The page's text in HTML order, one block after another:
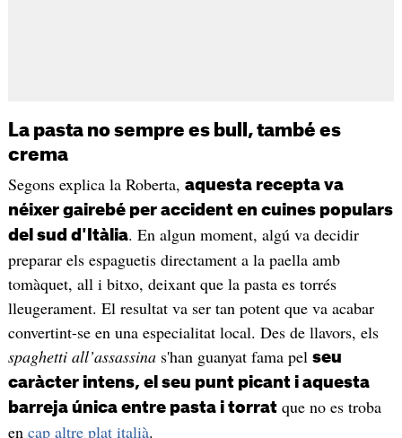
La pasta no sempre es bull, també es
crema
Segons explica la Roberta, aquesta recepta va
néixer gairebé per accident en cuines populars
del sud d'Itàlia. En algun moment, algú va decidir
preparar els espaguetis directament a la paella amb
tomàquet, all i bitxo, deixant que la pasta es torrés
lleugerament. El resultat va ser tan potent que va acabar
convertint-se en una especialitat local. Des de llavors, els
spaghetti all’assassinas'han guanyat fama pel seu
caràcter intens, el seu punt picant i aquesta
barreja única entre pasta i torratque no es troba
en cap altre plat italià.